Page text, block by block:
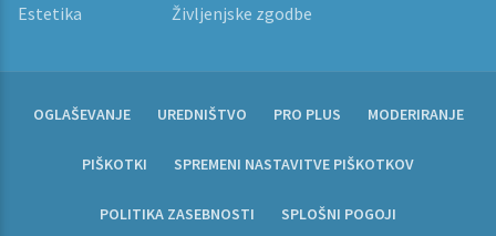
Estetika
Življenjske zgodbe
OGLAŠEVANJE UREDNIŠTVO PRO PLUS MODERIRANJE
PIŠKOTKI SPREMENI NASTAVITVE PIŠKOTKOV
POLITIKA ZASEBNOSTI SPLOŠNI POGOJI